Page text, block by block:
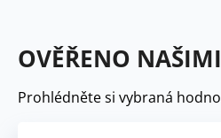
OVĚŘENO
Prohlédněte si vybraná